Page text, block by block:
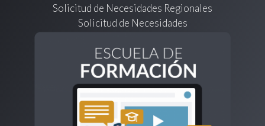
Solicitud de Necesidades Regionales
Solicitud de Necesidades